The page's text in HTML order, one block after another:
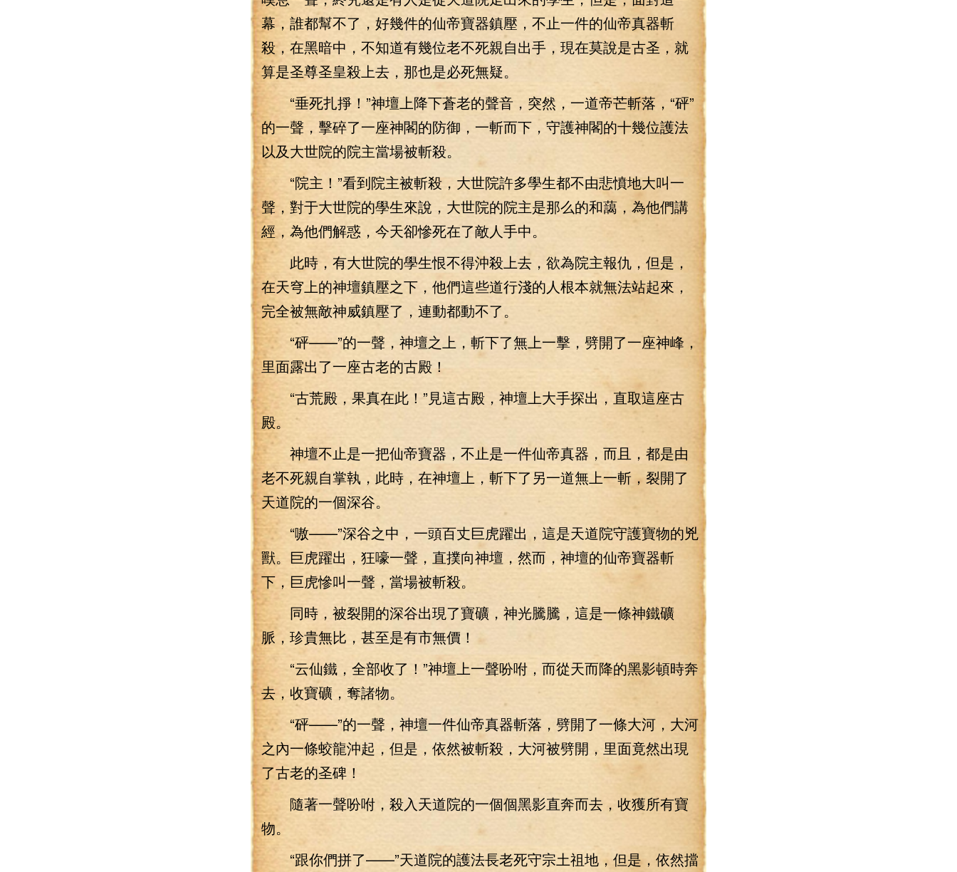
幕，誰都幫不了，好幾件的仙帝寶器鎮壓，不止一件的仙帝真器斬
殺，在黑暗中，不知道有幾位老不死親自出手，現在莫說是古圣，就
算是圣尊圣皇殺上去，那也是必死無疑。
“垂死扎掙！”神壇上降下蒼老的聲音，突然，一道帝芒斬落，“砰”
的一聲，擊碎了一座神閣的防御，一斬而下，守護神閣的十幾位護法
以及大世院的院主當場被斬殺。
“院主！”看到院主被斬殺，大世院許多學生都不由悲憤地大叫一
聲，對于大世院的學生來說，大世院的院主是那么的和藹，為他們講
經，為他們解惑，今天卻慘死在了敵人手中。
此時，有大世院的學生恨不得沖殺上去，欲為院主報仇，但是，
在天穹上的神壇鎮壓之下，他們這些道行淺的人根本就無法站起來，
完全被無敵神威鎮壓了，連動都動不了。
“砰——”的一聲，神壇之上，斬下了無上一擊，劈開了一座神峰，
里面露出了一座古老的古殿！
“古荒殿，果真在此！”見這古殿，神壇上大手探出，直取這座古
殿。
神壇不止是一把仙帝寶器，不止是一件仙帝真器，而且，都是由
老不死親自掌執，此時，在神壇上，斬下了另一道無上一斬，裂開了
天道院的一個深谷。
“嗷——”深谷之中，一頭百丈巨虎躍出，這是天道院守護寶物的兇
獸。巨虎躍出，狂嚎一聲，直撲向神壇，然而，神壇的仙帝寶器斬
下，巨虎慘叫一聲，當場被斬殺。
同時，被裂開的深谷出現了寶礦，神光騰騰，這是一條神鐵礦
脈，珍貴無比，甚至是有市無價！
“云仙鐵，全部收了！”神壇上一聲吩咐，而從天而降的黑影頓時奔
去，收寶礦，奪諸物。
“砰——”的一聲，神壇一件仙帝真器斬落，劈開了一條大河，大河
之內一條蛟龍沖起，但是，依然被斬殺，大河被劈開，里面竟然出現
了古老的圣碑！
隨著一聲吩咐，殺入天道院的一個個黑影直奔而去，收獲所有寶
物。
“跟你們拼了——”天道院的護法長老死守宗土祖地，但是，依然擋